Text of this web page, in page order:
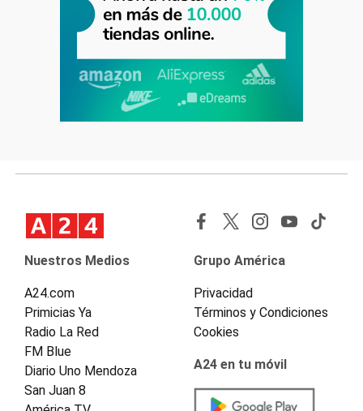
Nuestros Medios
A24.com
Primicias Ya
Radio La Red
FM Blue
Diario Uno Mendoza
San Juan 8
Grupo América
Privacidad
Términos y Condiciones
Cookies
A24 en tu móvil